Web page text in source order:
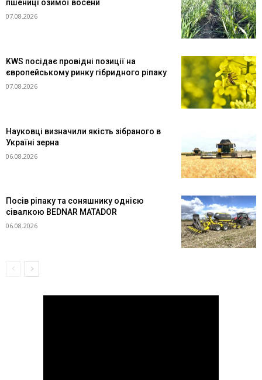
пшениці озимої восени
07.08.2026
KWS посідає провідні позиції на
європейському ринку гібридного ріпаку
07.08.2026
Науковці визначили якість зібраного в
Україні зерна
06.08.2026
Посів ріпаку та соняшнику однією
сівалкою BEDNAR MATADOR
06.08.2026